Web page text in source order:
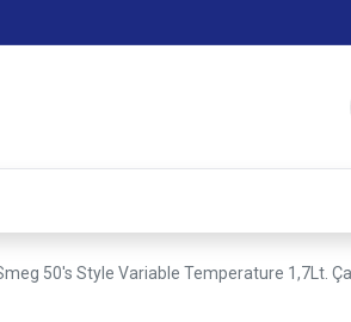
50's Style Variable Temperature 1,7Lt.